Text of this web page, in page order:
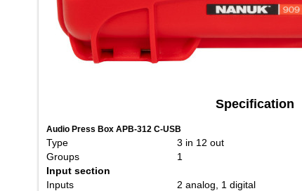
Specification
Audio Press Box APB-312 C-USB
Type
3 in 12 out
Groups
1
Input section
Inputs
2 analog, 1 digital